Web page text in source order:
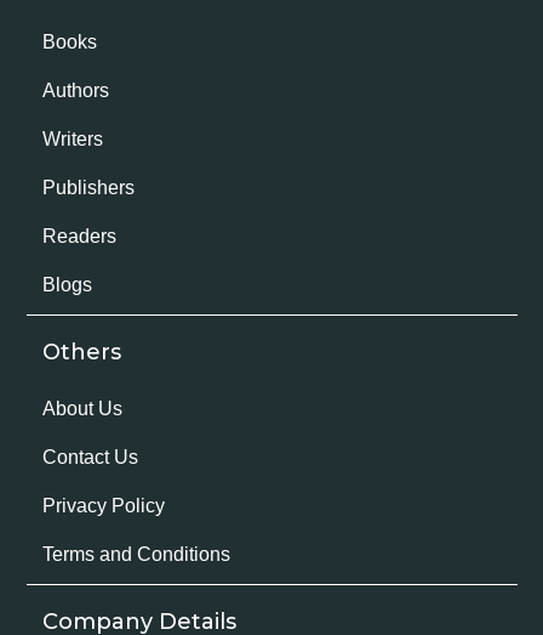
Books
Authors
Writers
Publishers
Readers
Blogs
Others
About Us
Contact Us
Privacy Policy
Terms and Conditions
Company Details